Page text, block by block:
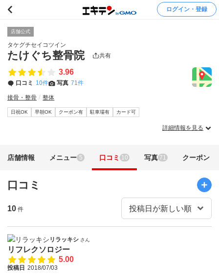
ログイン・登録
店舗公式
タケグチセイコツイン
たけぐち整骨院 共有
3.96
口コミ 10件 写真 71件
接骨・整骨 整体
日祝OK 早朝OK クーポン有 駐車場有 カード可
詳細情報を見る
店舗情報 メニュー 5 口コミ 10 写真 71 クーポン
口コミ
10 件
リラッキシ さん
リフレクソロジー
5.00
投稿日 2018/07/03